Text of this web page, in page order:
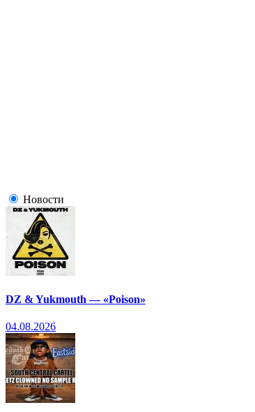
Новости
DZ & Yukmouth — «Poison»
04.08.2026